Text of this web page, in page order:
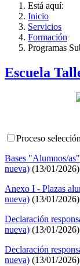
Está aquí:
Inicio
Servicios
Formación
Programas
Escuela
Proceso
Bases "Alumnos/
nueva) (13/01/2026)
Anexo I - Plazas
nueva) (13/01/2026)
Declaración
nueva) (13/01/2026)
Declaración
nueva) (13/01/2026)